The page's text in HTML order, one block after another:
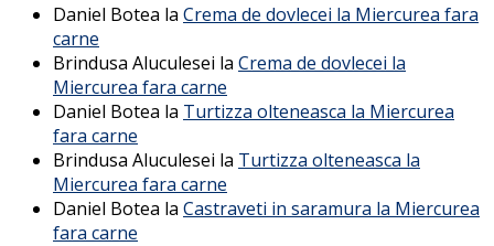
Daniel Botea la Crema de dovlecei la Miercurea fara
carne
Brindusa Aluculesei la Crema de dovlecei la
Miercurea fara carne
Daniel Botea la Turtizza olteneasca la Miercurea
fara carne
Brindusa Aluculesei la Turtizza olteneasca la
Miercurea fara carne
Daniel Botea la Castraveti in saramura la Miercurea
fara carne